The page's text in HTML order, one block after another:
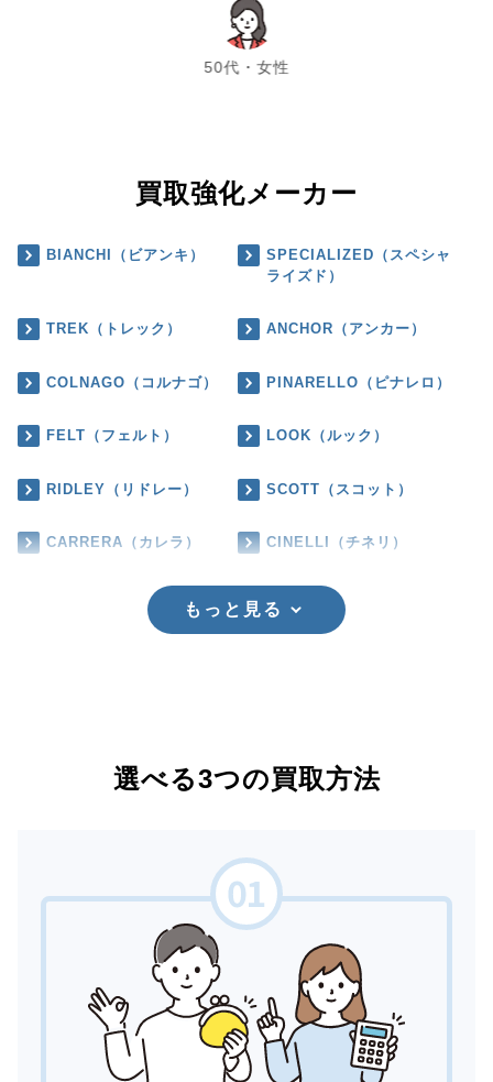
50代・女性
chevron_left chevron_right
買取強化メーカー
BIANCHI（ビアンキ）
SPECIALIZED（スペシャ
ライズド）
TREK（トレック） ANCHOR（アンカー）
COLNAGO（コルナゴ） PINARELLO（ピナレロ）
FELT（フェルト） LOOK（ルック）
RIDLEY（リドレー） SCOTT（スコット）
CARRERA（カレラ） CINELLI（チネリ）
もっと見る
選べる3つの買取方法